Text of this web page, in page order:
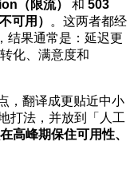
（限流） 和 503
可用）
。这两者都经
结果通常是：延迟更
化、满意度和
，翻译成更贴近中小
打法，并放到「人工
高峰期保住可用性、